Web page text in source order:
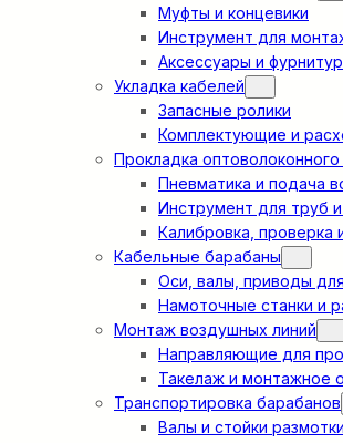
Муфты и концевики
Инструмент для
Аксессуары и
Укладка кабелей
Запасные ролики
Комплектующие и
Прокладка оптоволоконного
Пневматика и подача
Инструмент для труб
Калибровка, проверка
Кабельные барабаны
Оси, валы, приводы
Намоточные станки и
Монтаж воздушных линий
Направляющие для
Такелаж и монтажное
Транспортировка барабанов
Валы и стойки размотки